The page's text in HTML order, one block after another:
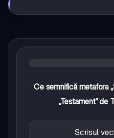
Ce semnifică metafora
„Testament” de
Scrisul